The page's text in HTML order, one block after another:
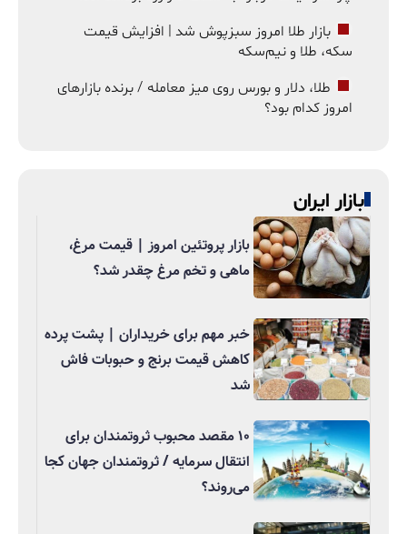
بازار طلا امروز سبزپوش شد | افزایش قیمت
سکه، طلا و نیم‌سکه
طلا، دلار و بورس روی میز معامله / برنده بازارهای
امروز کدام بود؟
بازار ایران
بازار پروتئین امروز | قیمت مرغ،
ماهی و تخم مرغ چقدر شد؟
خبر مهم برای خریداران | پشت پرده
کاهش قیمت برنج و حبوبات فاش
شد
۱۰ مقصد محبوب ثروتمندان برای
انتقال سرمایه / ثروتمندان جهان کجا
می‌روند؟